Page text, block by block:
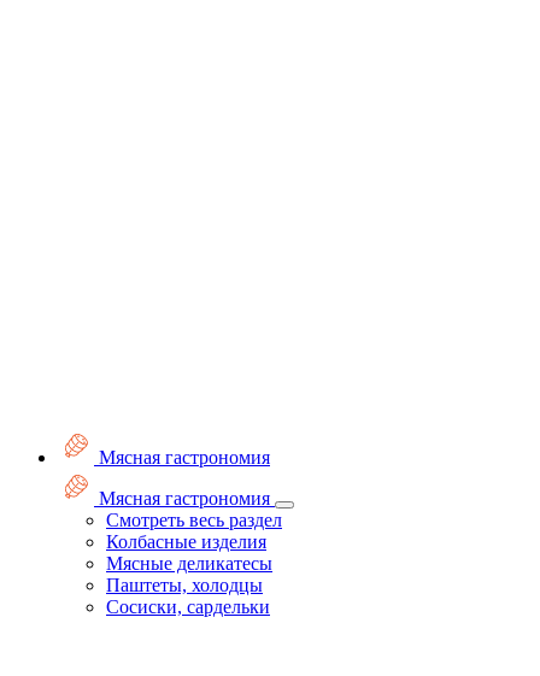
Мясная гастрономия
Мясная гастрономия
Смотреть весь раздел
Колбасные изделия
Мясные деликатесы
Паштеты, холодцы
Сосиски, сардельки